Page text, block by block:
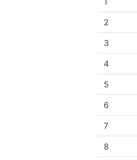
2
3
4
5
6
7
8